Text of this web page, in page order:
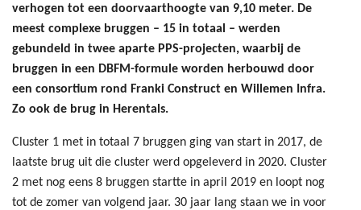
verhogen tot een doorvaarthoogte van 9,10 meter. De
meest complexe bruggen – 15 in totaal – werden
gebundeld in twee aparte PPS-projecten, waarbij de
bruggen in een DBFM-formule worden herbouwd door
een consortium rond Franki Construct en Willemen Infra.
Zo ook de brug in Herentals.
Cluster 1 met in totaal 7 bruggen ging van start in 2017, de
laatste brug uit die cluster werd opgeleverd in 2020. Cluster
2 met nog eens 8 bruggen startte in april 2019 en loopt nog
tot de zomer van volgend jaar. 30 jaar lang staan we in voor